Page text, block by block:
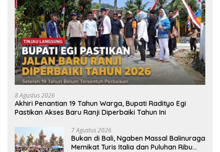
8 Agustus 2026
Akhiri Penantian 19 Tahun Warga, Bupati Radityo Egi
Pastikan Akses Baru Ranji Diperbaiki Tahun Ini
7 Agustus 2026
Bukan di Bali, Ngaben Massal Balinuraga
Memikat Turis Italia dan Puluhan Ribu